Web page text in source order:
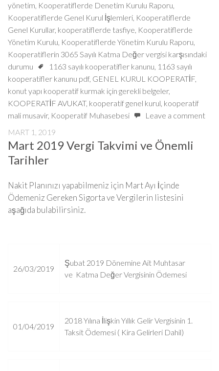
yönetim, Kooperatiflerde Denetim Kurulu Raporu,
Kooperatiflerde Genel Kurul İşlemleri, Kooperatiflerde
Genel Kurullar, kooperatiflerde tasfiye, Kooperatiflerde
Yönetim Kurulu, Kooperatiflerde Yönetim Kurulu Raporu,
Kooperatiflerin 3065 Sayılı Katma Değer vergisi karşısındaki
durumu
1163 sayılı kooperatifler kanunu, 1163 sayılı
kooperatifler kanunu pdf, GENEL KURUL KOOPERATİF,
konut yapı kooperatif kurmak için gerekli belgeler,
KOOPERATİF AVUKAT, kooperatif genel kurul, kooperatif
mali musavir, Kooperatif Muhasebesi
Leave a comment
MART 1, 2019
Mart 2019 Vergi Takvimi ve Önemli
Tarihler
Nakit Planınızı yapabilmeniz için Mart Ayı İçinde
Ödemeniz Gereken Sigorta ve Vergilerin listesini
aşağıda bulabilirsiniz.
26/03/2019
Şubat 2019 Dönemine Ait Muhtasar
ve Katma Değer Vergisinin Ödemesi
01/04/2019
2018 Yılına İlişkin Yıllık Gelir Vergisinin 1.
Taksit Ödemesi ( Kira Gelirleri Dahil)